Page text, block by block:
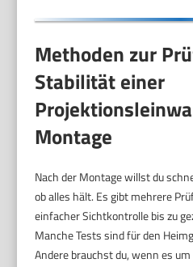
Methoden zur
Stabilität einer
Montage
Nach der Montage willst du
ob alles hält. Es gibt mehrere
einfacher Sichtkontrolle bis zu
Manche Tests sind für den
Andere brauchst du, wenn es